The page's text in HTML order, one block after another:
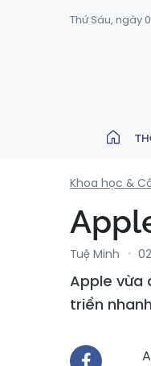
Thứ Sáu, ngày
Khoa học &
Tuệ Minh
Apple vừa
triển